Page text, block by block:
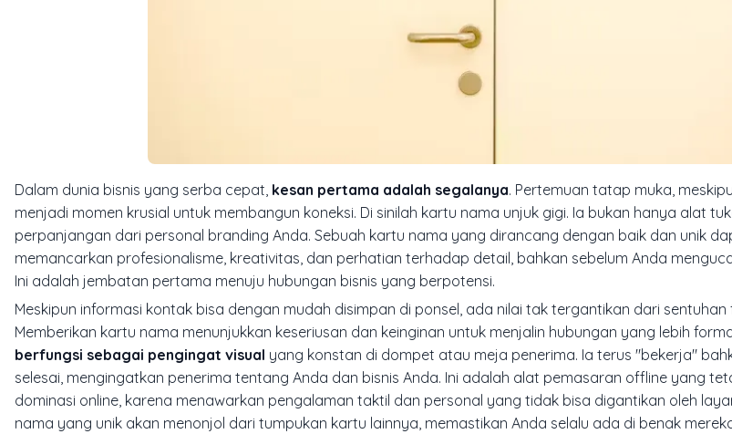
Dalam dunia bisnis yang serba cepat, kesan pertama adalah segalanya. Pertemuan tatap muka,
menjadi momen krusial untuk membangun koneksi. Di sinilah kartu nama unjuk gigi. Ia bukan hanya alat
perpanjangan dari personal branding Anda. Sebuah kartu nama yang dirancang dengan baik dan unik
memancarkan profesionalisme, kreativitas, dan perhatian terhadap detail, bahkan sebelum Anda
Ini adalah jembatan pertama menuju hubungan bisnis yang berpotensi.
Meskipun informasi kontak bisa dengan mudah disimpan di ponsel, ada nilai tak tergantikan dari sentuhan
Memberikan kartu nama menunjukkan keseriusan dan keinginan untuk menjalin hubungan yang lebih
berfungsi sebagai pengingat visual yang konstan di dompet atau meja penerima. Ia terus "bekerja"
selesai, mengingatkan penerima tentang Anda dan bisnis Anda. Ini adalah alat pemasaran offline yang
dominasi online, karena menawarkan pengalaman taktil dan personal yang tidak bisa digantikan oleh
nama yang unik akan menonjol dari tumpukan kartu lainnya, memastikan Anda selalu ada di benak